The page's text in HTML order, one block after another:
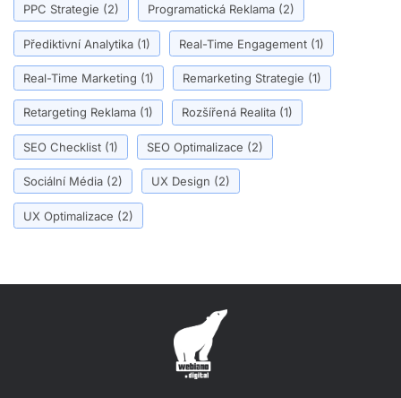
PPC Strategie (2) Programatická Reklama (2)
Přediktivní Analytika (1) Real-Time Engagement (1)
Real-Time Marketing (1) Remarketing Strategie (1)
Retargeting Reklama (1) Rozšířená Realita (1)
SEO Checklist (1) SEO Optimalizace (2)
Sociální Média (2) UX Design (2)
UX Optimalizace (2)